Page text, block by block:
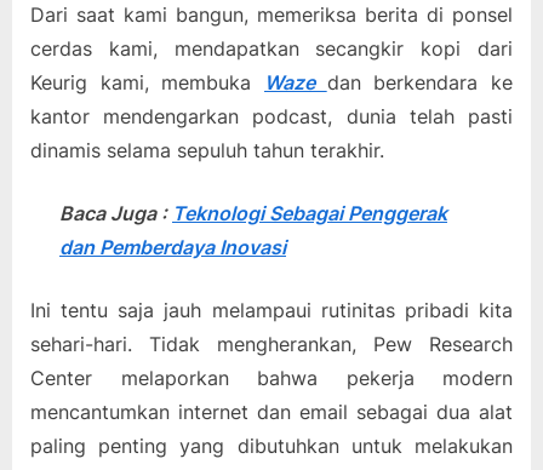
Dari saat kami bangun, memeriksa berita di ponsel
cerdas kami, mendapatkan secangkir kopi dari
Keurig kami, membuka
Waze dan berkendara ke
kantor mendengarkan podcast, dunia telah pasti
dinamis selama sepuluh tahun terakhir.
Baca Juga : Teknologi Sebagai Penggerak
dan Pemberdaya Inovasi
Ini tentu saja jauh melampaui rutinitas pribadi kita
sehari-hari. Tidak mengherankan, Pew Research
Center melaporkan bahwa pekerja modern
mencantumkan internet dan email sebagai dua alat
paling penting yang dibutuhkan untuk melakukan